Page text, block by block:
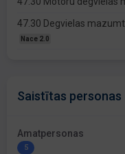
47.30 Degvielas
Nace 2.0
Saistītas personas
Amatpersonas
5